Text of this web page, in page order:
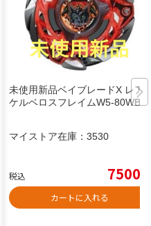
未使用新品ベイブレードX レア
ケルベロスフレイムW5-80WB
マイストア在庫： 3530
税込 7500
カートに入れる